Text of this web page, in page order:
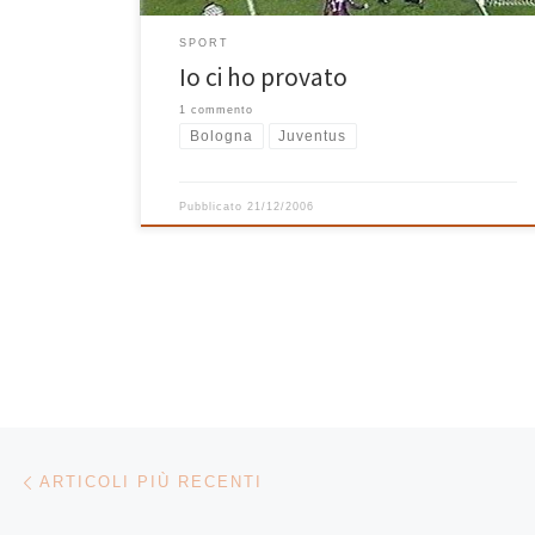
SPORT
Io ci ho provato
1 commento
Bologna Juventus
Pubblicato 21/12/2006
Navigazione articoli
ARTICOLI PIÙ RECENTI